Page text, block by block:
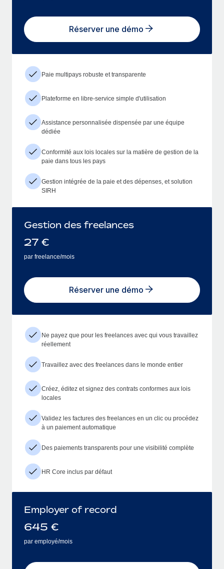
Réserver une démo
Paie multipays robuste et transparente
Plateforme en libre-service simple d'utilisation
Assistance personnalisée dispensée par une équipe
dédiée
Conformité aux lois locales sur la matière de gestion de la
paie dans tous les pays
Gestion intégrée de la paie et des dépenses, et solution
SIRH
Gestion des freelances
27 €
par freelance/mois
Réserver une démo
Ne payez que pour les freelances avec qui vous travaillez
réellement
Travaillez avec des freelances dans le monde entier
Créez, éditez et signez des contrats conformes aux lois
locales
Validez les factures des freelances en un clic ou procédez
à un paiement automatique
Des paiements transparents pour une visibilité complète
HR Core inclus par défaut
Employer of record
645 €
par employé/mois